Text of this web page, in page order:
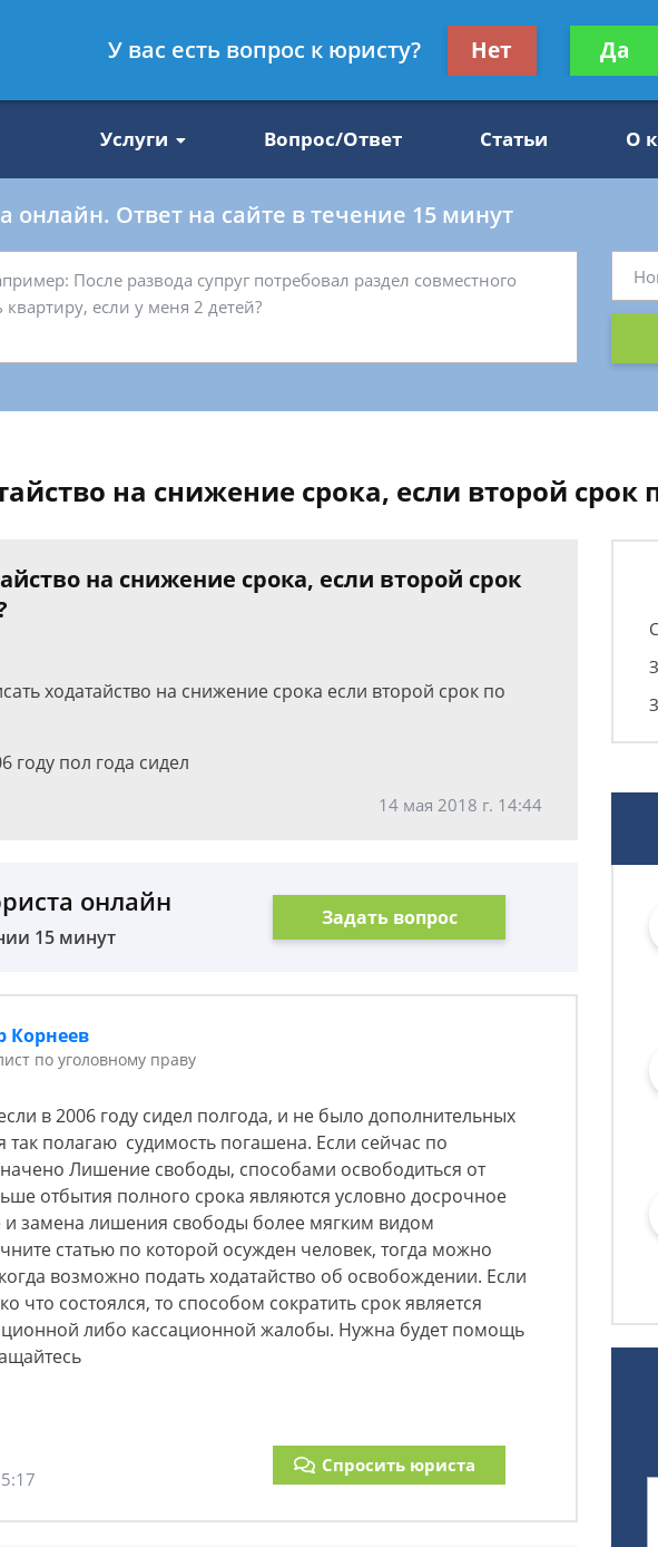
8 812 509-27-47
Получите
Услуги Вопрос/Ответ Статьи О
онлайн. Ответ на сайте в течение 15 минут
на снижение срока, если второй срок
на снижение срока, если второй срок
ходатайство на снижение срока если второй срок по
году пол года сидел
14 мая 2018 г. 14:44
онлайн
15 минут
Задать вопрос
Корнеев
по уголовному праву
в 2006 году сидел полгода, и не было дополнительных
так полагаю судимость погашена. Если сейчас по
Лишение свободы, способами освободиться от
отбытия полного срока являются условно досрочное
замена лишения свободы более мягким видом
статью по которой осужден человек, тогда можно
возможно подать ходатайство об освобождении. Если
что состоялся, то способом сократить срок является
либо кассационной жалобы. Нужна будет помощь
Спросить юриста
У вас есть вопрос к юристу? Нет Да